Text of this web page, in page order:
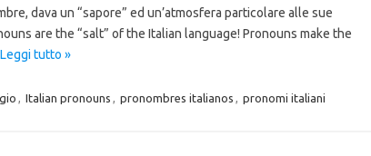
dava un “sapore” ed un’atmosfera particolare alle sue
are the “salt” of the Italian language! Pronouns make the
Leggi tutto »
, Italian pronouns , pronombres italianos , pronomi italiani